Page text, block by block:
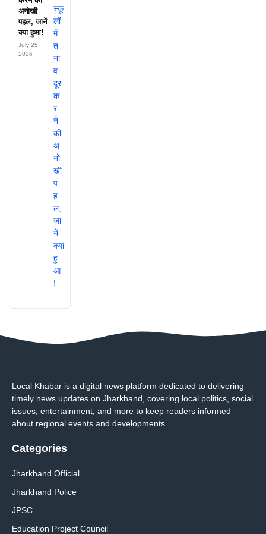
अनोखी
पहल, जानें
क्या हुआ!
July 25,
2026
Local Khabar is a digital news platform dedicated to delivering
timely news updates on Jharkhand, covering local politics, social
issues, entertainment, and more to keep readers informed
about regional events and developments..
Categories
Jharkhand Official
Jharkhand Police
JPSC
Education Project Council